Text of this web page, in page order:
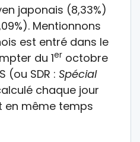
japonais (8,33%)
Mentionnons
est entré dans le
du 1er octobre
(ou SDR : Spécial
chaque jour
en même temps